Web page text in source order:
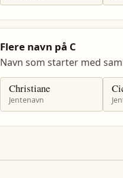
Flere navn på C
Navn som starter med
Christiane
Jentenavn